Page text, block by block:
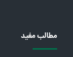
مطالب مفید